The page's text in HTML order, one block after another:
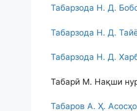
Табарзода Н. Д.
Табарзода Н. Д.
Табарзода Н. Д.
Табарӣ М. Нақши
Табаров А. Ҳ.